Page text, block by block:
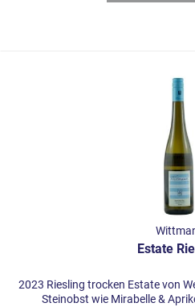
Estate
2023 Riesling trocken Estate von
Steinobst wie Mirabelle &